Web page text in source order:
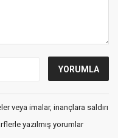
veya imalar, inançlara saldırı
yazılmış yorumlar